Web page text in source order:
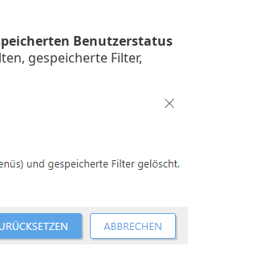
Benutzerstatus
gespeicherte Filter,